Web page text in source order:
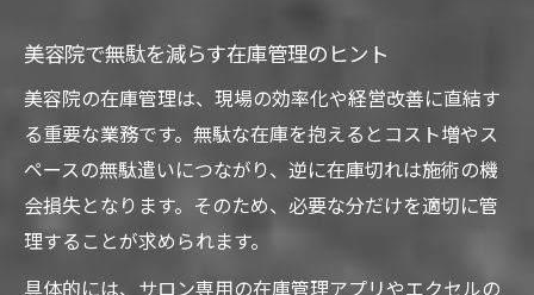
美容院で無駄を減らす在庫管理のヒント
美容院の在庫管理は、現場の効率化や経営改善に直結す
る重要な業務です。無駄な在庫を抱えるとコスト増やス
ペースの無駄遣いにつながり、逆に在庫切れは施術の機
会損失となります。そのため、必要な分だけを適切に管
理することが求められます。